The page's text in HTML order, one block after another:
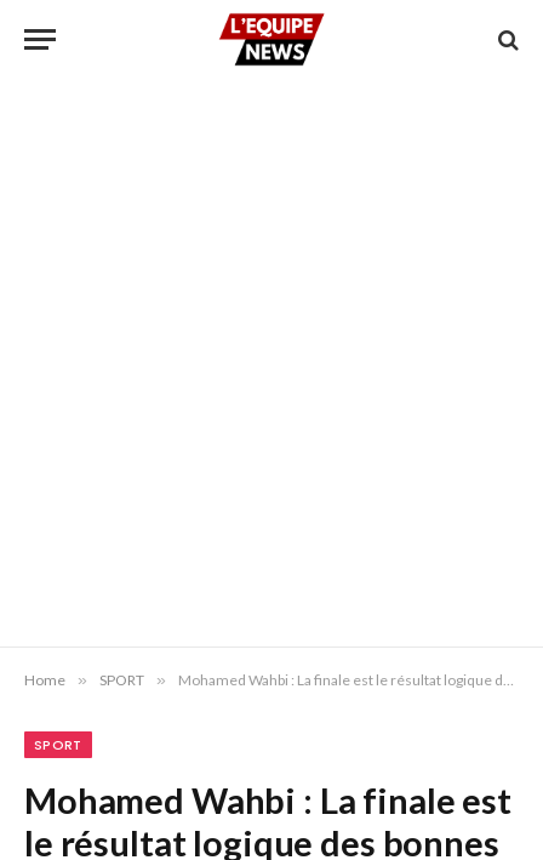
Home » SPORT » Mohamed Wahbi : La finale est le résultat logique des bonnes performances du Maroc et de l’Afrique du Sud
SPORT
Mohamed Wahbi : La finale est
le résultat logique des bonnes